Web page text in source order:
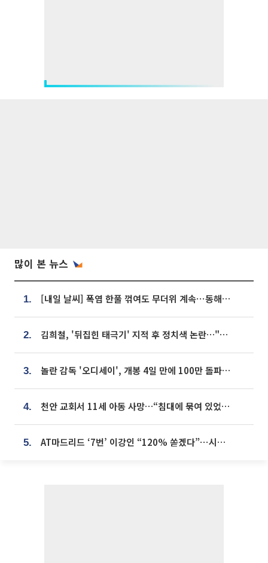
많이 본 뉴스
1. [내일 날씨] 폭염 한풀 꺾여도 무더위 계속⋯동해안 이틀 연속 비
2. 김희철, '뒤집힌 태극기' 지적 후 정치색 논란…"좌우 떠나 우리나라 국기"
3. 놀란 감독 '오디세이', 개봉 4일 만에 100만 돌파⋯'왕사남' 보다 빠르다
4. 천안 교회서 11세 아동 사망…“침대에 묶여 있었다” 진술 확보
5. AT마드리드 ‘7번’ 이강인 “120% 쏟겠다”⋯시메오네 감독 “필요한 선수”